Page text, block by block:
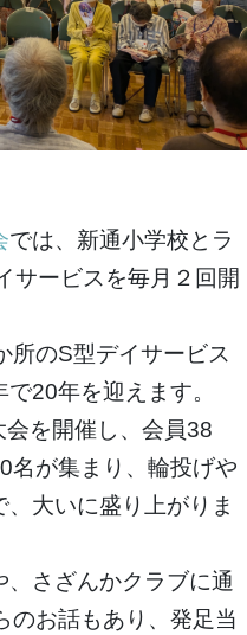
では、新通小学校とラ
サービスを毎月２回開
所のS型デイサービス
20年を迎えます。
を開催し、会員38
名が集まり、輪投げや
大いに盛り上がりま
さざんかクラブに通
のお話もあり、発足当